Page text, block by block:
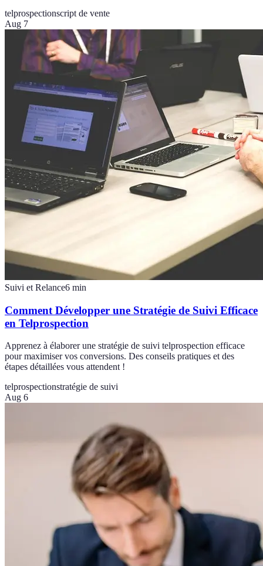
telprospectionscript de vente
Aug 7
Suivi et Relance6 min
Comment Développer une Stratégie de Suivi Efficace
en Telprospection
Apprenez à élaborer une stratégie de suivi telprospection efficace
pour maximiser vos conversions. Des conseils pratiques et des
étapes détaillées vous attendent !
telprospectionstratégie de suivi
Aug 6